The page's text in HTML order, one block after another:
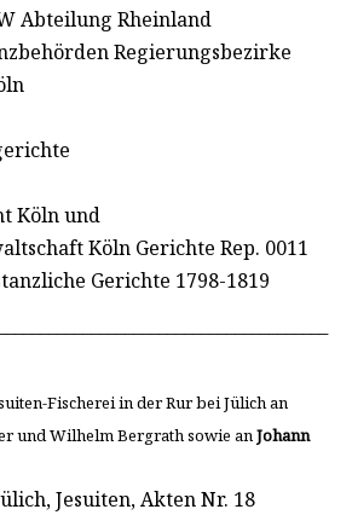
Abteilung Rheinland
Regierungsbezirke
Köln und
Köln Gerichte Rep. 0011
Gerichte 1798-1819
Fischerei in der Rur bei Jülich an
und Wilhelm Bergrath sowie anJohann
Jesuiten, Akten Nr. 18